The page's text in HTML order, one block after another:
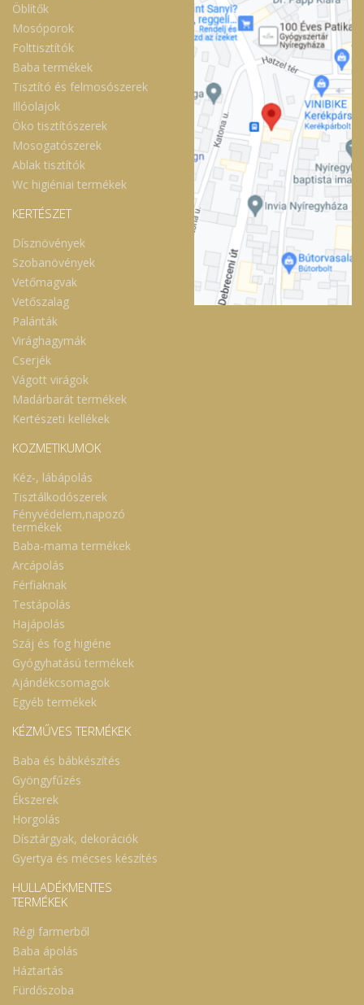
Öblítők
Mosóporok
Folttisztítók
Baba termékek
Tisztító és felmosószerek
Illóolajok
Öko tisztítószerek
Mosogatószerek
Ablak tisztítók
Wc higiéniai termékek
KERTÉSZET
Dísznövények
Szobanövények
Vetőmagvak
Vetőszalag
Palánták
Virághagymák
Cserjék
Vágott virágok
Madárbarát termékek
Kertészeti kellékek
KOZMETIKUMOK
Kéz-, lábápolás
Tisztálkodószerek
Fényvédelem,napozó
termékek
Baba-mama termékek
Arcápolás
Férfiaknak
Testápolás
Hajápolás
Száj és fog higiéne
Gyógyhatású termékek
Ajándékcsomagok
Egyéb termékek
KÉZMŰVES TERMÉKEK
Baba és bábkészítés
Gyöngyfűzés
Ékszerek
Horgolás
Dísztárgyak, dekorációk
Gyertya és mécses készítés
HULLADÉKMENTES
TERMÉKEK
Régi farmerből
Baba ápolás
Háztartás
Fürdőszoba